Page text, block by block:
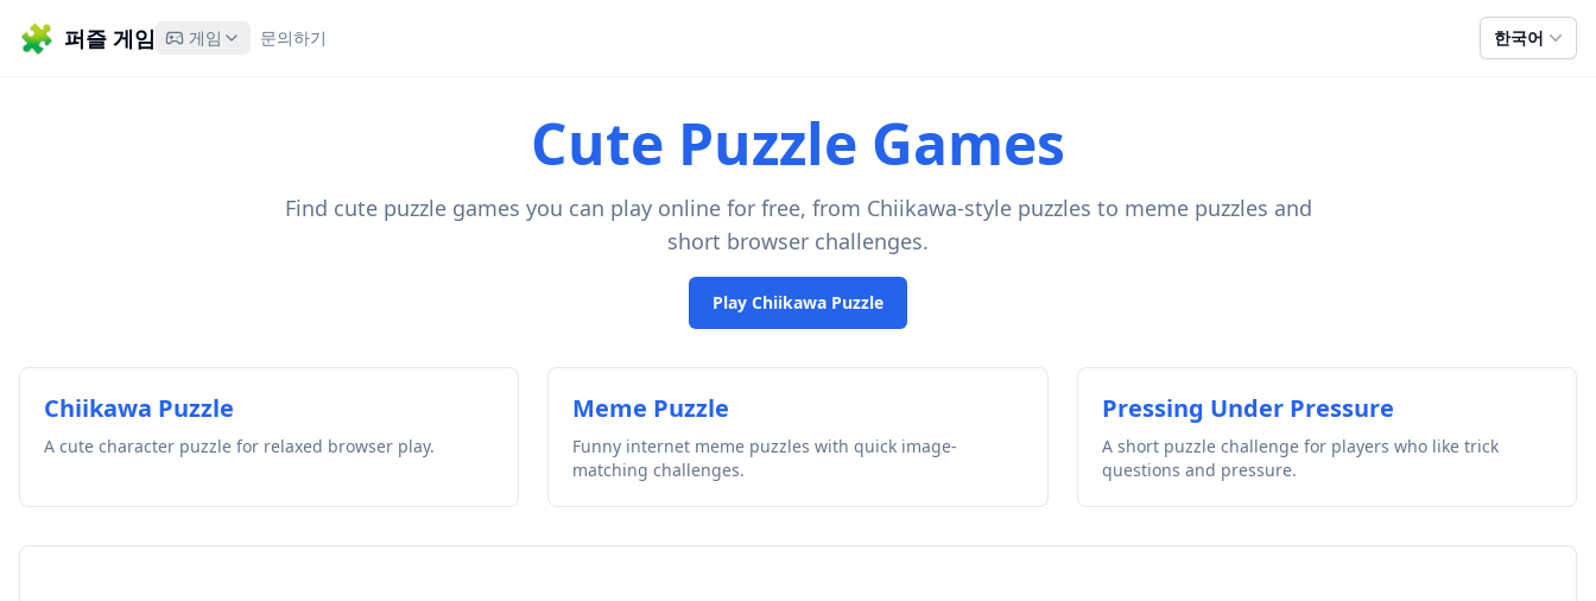
🧩 퍼즐 게임 게임 문의하기 한국어
Cute Puzzle Games
Find cute puzzle games you can play online for free, from Chiikawa-style puzzles to meme puzzles and
short browser challenges.
Play Chiikawa Puzzle
Chiikawa Puzzle
A cute character puzzle for relaxed browser play.
Meme Puzzle
Funny internet meme puzzles with quick image-
matching challenges.
Pressing Under Pressure
A short puzzle challenge for players who like trick
questions and pressure.